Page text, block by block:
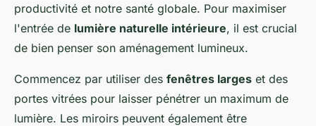
productivité et notre santé globale. Pour maximiser
l'entrée de lumière naturelle intérieure, il est crucial
de bien penser son aménagement lumineux.
Commencez par utiliser des fenêtres larges et des
portes vitrées pour laisser pénétrer un maximum de
lumière. Les miroirs peuvent également être